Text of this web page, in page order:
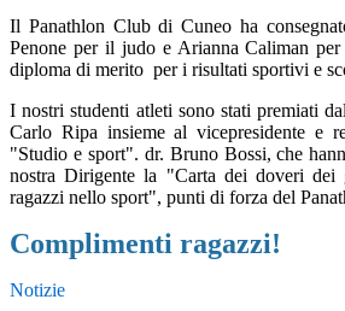
Il Panathlon Club di Cuneo ha
Penone per il judo e Arianna Caliman
diploma di merito per i risultati sportivi e
I nostri studenti atleti sono stati premiati
Carlo Ripa insieme al vicepresidente e
"Studio e sport". dr. Bruno Bossi, che
nostra Dirigente la "Carta dei doveri
ragazzi nello sport", punti di forza del
Complimenti ragazzi!
Notizie